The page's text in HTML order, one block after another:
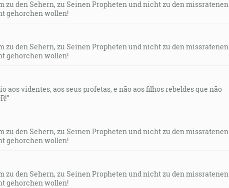
zu den Sehern, zu Seinen Propheten und nicht zu den missratenen
gehorchen wollen!
zu den Sehern, zu Seinen Propheten und nicht zu den missratenen
gehorchen wollen!
aos videntes, aos seus profetas, e não aos filhos rebeldes que não
zu den Sehern, zu Seinen Propheten und nicht zu den missratenen
gehorchen wollen!
zu den Sehern, zu Seinen Propheten und nicht zu den missratenen
gehorchen wollen!